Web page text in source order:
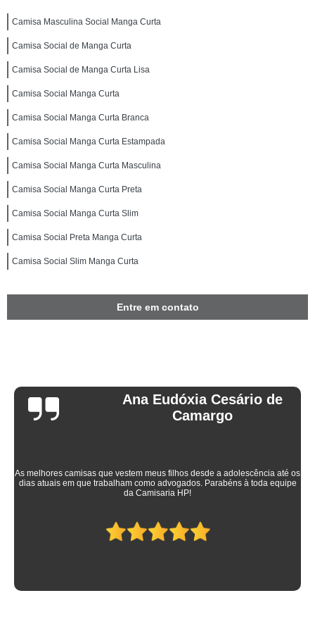
Camisa Masculina Social Manga Curta
Camisa Social de Manga Curta
Camisa Social de Manga Curta Lisa
Camisa Social Manga Curta
Camisa Social Manga Curta Branca
Camisa Social Manga Curta Estampada
Camisa Social Manga Curta Masculina
Camisa Social Manga Curta Preta
Camisa Social Manga Curta Slim
Camisa Social Preta Manga Curta
Camisa Social Slim Manga Curta
Entre em contato
Ana Eudóxia Cesário de
Camargo
As melhores camisas que vestem meus filhos desde a adolescência até os
dias atuais em que trabalham como advogados. Parabéns à toda equipe
da Camisaria HP!